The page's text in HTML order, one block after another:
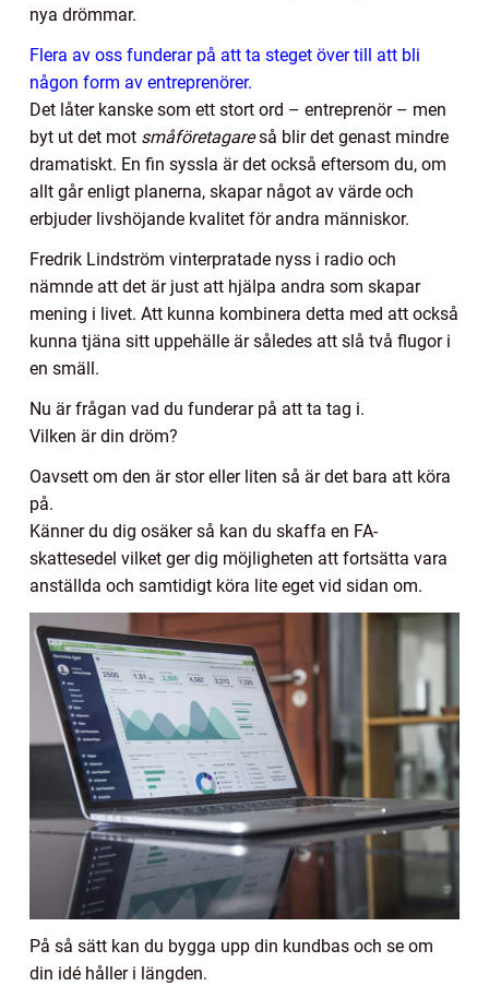
nya drömmar.
Flera av oss funderar på att ta steget över till att bli
någon form av entreprenörer.
Det låter kanske som ett stort ord – entreprenör – men
byt ut det mot småföretagareså blir det genast mindre
dramatiskt. En fin syssla är det också eftersom du, om
allt går enligt planerna, skapar något av värde och
erbjuder livshöjande kvalitet för andra människor.
Fredrik Lindström vinterpratade nyss i radio och
nämnde att det är just att hjälpa andra som skapar
mening i livet. Att kunna kombinera detta med att också
kunna tjäna sitt uppehälle är således att slå två flugor i
en smäll.
Nu är frågan vad du funderar på att ta tag i.
Vilken är din dröm?
Oavsett om den är stor eller liten så är det bara att köra
på.
Känner du dig osäker så kan du skaffa en FA-
skattesedel vilket ger dig möjligheten att fortsätta vara
anställda och samtidigt köra lite eget vid sidan om.
På så sätt kan du bygga upp din kundbas och se om
din idé håller i längden.